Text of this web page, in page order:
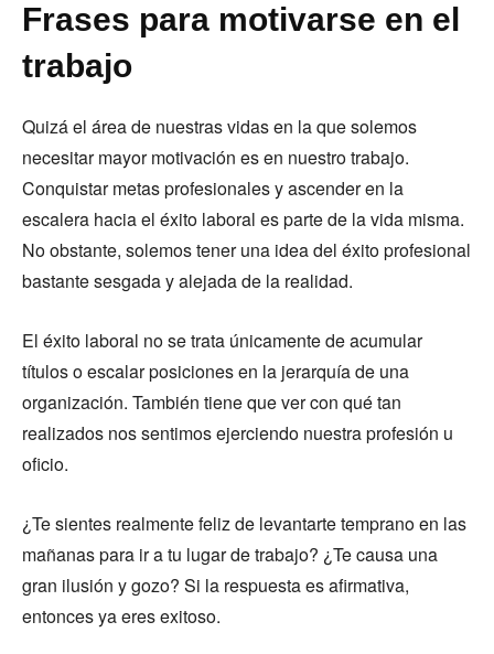
Frases para motivarse en el
trabajo
Quizá el área de nuestras vidas en la que solemos
necesitar mayor motivación es en nuestro trabajo.
Conquistar metas profesionales y ascender en la
escalera hacia el éxito laboral es parte de la vida misma.
No obstante, solemos tener una idea del éxito profesional
bastante sesgada y alejada de la realidad.
El éxito laboral no se trata únicamente de acumular
títulos o escalar posiciones en la jerarquía de una
organización. También tiene que ver con qué tan
realizados nos sentimos ejerciendo nuestra profesión u
oficio.
¿Te sientes realmente feliz de levantarte temprano en las
mañanas para ir a tu lugar de trabajo? ¿Te causa una
gran ilusión y gozo? Si la respuesta es afirmativa,
entonces ya eres exitoso.